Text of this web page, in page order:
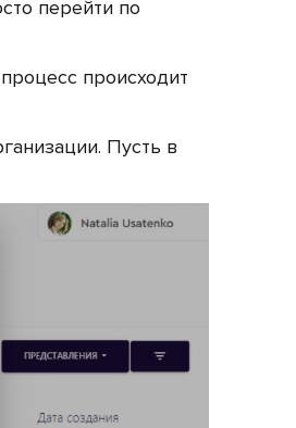
перейти по
происходит
Пусть в